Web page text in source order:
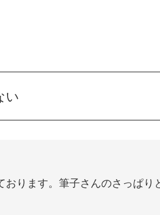
い
おります。筆子さんのさっぱり